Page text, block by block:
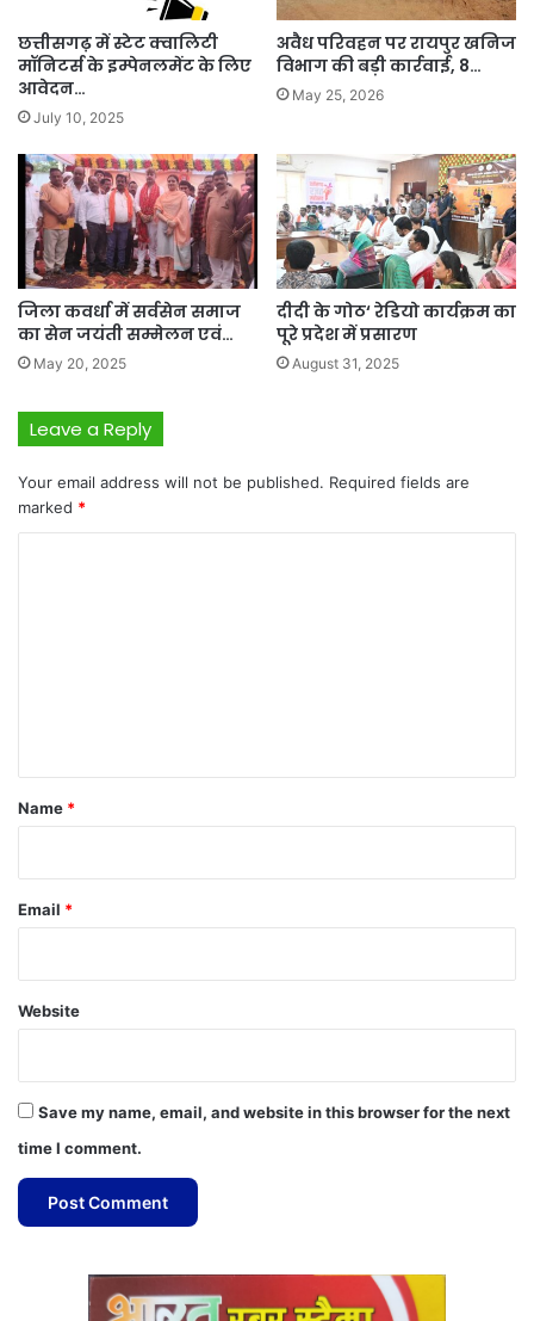
छत्तीसगढ़ में स्टेट क्वालिटी
मॉनिटर्स के इम्पेनलमेंट के लिए
आवेदन…
July 10, 2025
अवैध परिवहन पर रायपुर खनिज
विभाग की बड़ी कार्रवाई, 8…
May 25, 2026
जिला कवर्धा में सर्वसेन समाज
का सेन जयंती सम्मेलन एवं…
May 20, 2025
दीदी के गोठ‘ रेडियो कार्यक्रम का
पूरे प्रदेश में प्रसारण
August 31, 2025
Leave a Reply
Your email address will not be published. Required fields are
marked *
*
Name *
Email *
Website
Save my name, email, and website in this browser for the next
time I comment.